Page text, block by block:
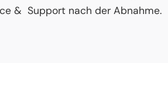
& Support nach der Abnahme.